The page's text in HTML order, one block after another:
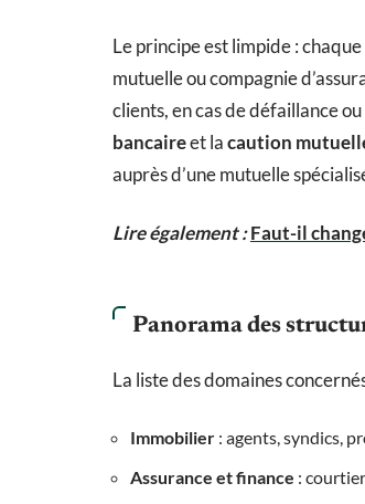
Le principe est limpide :
mutuelle ou compagnie
clients, en cas de défaillance
bancaireet lacaution
auprès d’une mutuelle
Lire également :Faut-il
Panorama des
La liste des domaines
Immobilier : agents, syndics,
Assurance et finance :